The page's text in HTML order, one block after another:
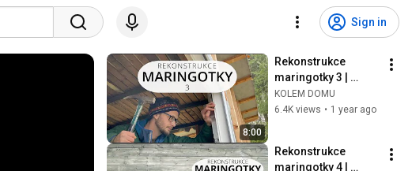
Sign in
8:00
Rekonstrukce
maringotky 3 |
Osazení oken,
pokládka střechy
KOLEM DOMU
6.4K views • 1 year ago
Rekonstrukce
maringotky 4 |